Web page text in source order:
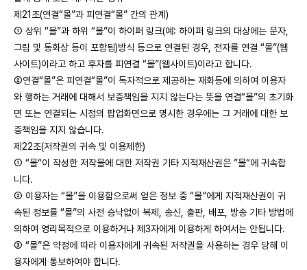
제21조(연결“몰”과 피연결“몰” 간의 관계)
① 상위 “몰”과 하위 “몰”이 하이퍼 링크(예: 하이퍼 링크의 대상에는 문자,
그림 및 동화상 등이 포함됨)방식 등으로 연결된 경우, 전자를 연결 “몰”(웹
사이트)이라고 하고 후자를 피연결 “몰”(웹사이트)이라고 합니다.
②연결“몰”은 피연결“몰”이 독자적으로 제공하는 재화등에 의하여 이용자
와 행하는 거래에 대해서 보증책임을 지지 않는다는 뜻을 연결“몰”의 초기화
면 또는 연결되는 시점의 팝업화면으로 명시한 경우에는 그 거래에 대한 보
증책임을 지지 않습니다.
제22조(저작권의 귀속 및 이용제한)
① “몰“이 작성한 저작물에 대한 저작권 기타 지적재산권은 ”몰“에 귀속합
니다.
② 이용자는 “몰”을 이용함으로써 얻은 정보 중 “몰”에게 지적재산권이 귀
속된 정보를 “몰”의 사전 승낙없이 복제, 송신, 출판, 배포, 방송 기타 방법에
의하여 영리목적으로 이용하거나 제3자에게 이용하게 하여서는 안됩니다.
③ “몰”은 약정에 따라 이용자에게 귀속된 저작권을 사용하는 경우 당해 이
용자에게 통보하여야 합니다.